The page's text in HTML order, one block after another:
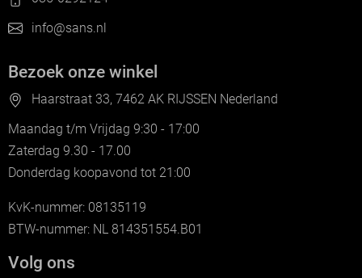
info@sans.nl
Bezoek onze winkel
Haarstraat 33, 7462 AK RIJSSEN Nederland
Maandag t/m Vrijdag 9:30 - 17:00
Zaterdag 9.30 - 17.00
Donderdag koopavond tot 21:00
KvK-nummer: 08135119
BTW-nummer: NL 814351554.B01
Volg ons